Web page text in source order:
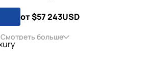
от $57 243USD
Смотреть больше